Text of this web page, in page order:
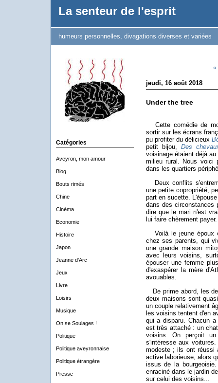
La senteur de l'esprit
humeurs personnelles, divagations diverses et variées
Catégories
Aveyron, mon amour
Blog
Bouts rimés
Chine
Cinéma
Economie
Histoire
Japon
Jeanne d'Arc
Jeux
Livre
Loisirs
Musique
On se Soulages !
Politique
Politique aveyronnaise
Politique étrangère
Presse
«
jeudi, 16 août 2018
Under the tree
Cette comédie de
sortir sur les écrans
pu profiter du délicieux
petit bijou,Des
voisinage étaient déjà
milieu rural. Nous voici
dans les quartiers
Deux conflits
une petite copropriété,
part en sucette.
dans des circonstances
dire que le mari n'est
lui faire chèrement payer.
Voilà le jeune époux
chez ses parents, qui
une grande maison
avec leurs voisins,
épouser une femme
d'exaspérer la mère
avouables.
De prime abord, les
deux maisons sont
un couple relativement
les voisins tentent d'en
qui a disparu. Chacun
est très attaché : un
voisins. On perçoit
s'intéresse aux
modeste ; ils ont réussi
active laborieuse, alors
issus de la
enraciné dans le jardin
sur celui des voisins...